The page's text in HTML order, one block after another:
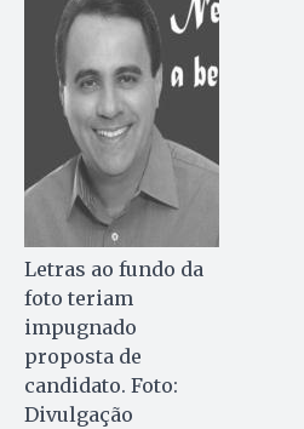
Letras ao fundo da
foto teriam
impugnado
proposta de
candidato. Foto:
Divulgação